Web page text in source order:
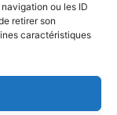
ou les ID
retirer son
caractéristiques